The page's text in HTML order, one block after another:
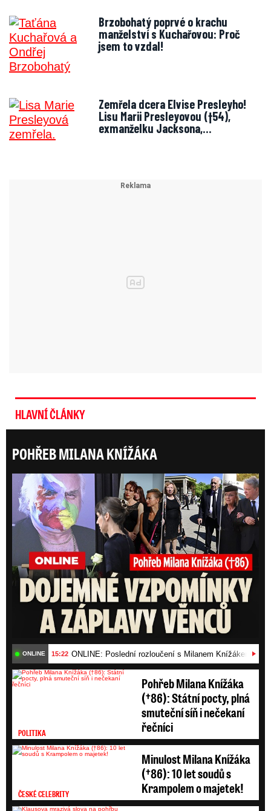
Brzobohatý poprvé o krachu
manželství s Kuchařovou: Proč
jsem to vzdal!
Zemřela dcera Elvise Presleyho!
Lisu Marii Presleyovou (†54),
exmanželku Jacksona,…
HLAVNÍ ČLÁNKY
POHŘEB MILANA KNÍŽÁKA
ONLINE 15:22 ONLINE: Poslední rozloučení s Milanem Knížákem
POLITIKA
Pohřeb Milana Knížáka
(†86): Státní pocty, plná
smuteční síň i nečekaní
řečníci
ČESKÉ CELEBRITY
Minulost Milana Knížáka
(†86): 10 let soudů s
Krampolem o majetek!